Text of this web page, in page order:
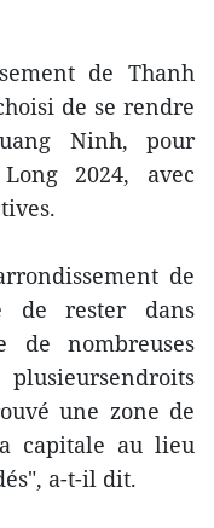
de Thanh
de se rendre
Ninh, pour
2024, avec
de
de rester dans
de nombreuses
une zone de
capitale au lieu
a-t-il dit.